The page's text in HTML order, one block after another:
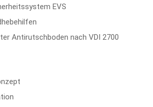
EVS
Antirutschboden nach VDI 2700